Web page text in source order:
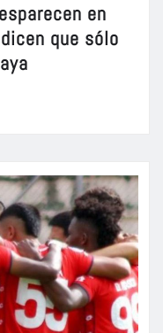
en
que sólo